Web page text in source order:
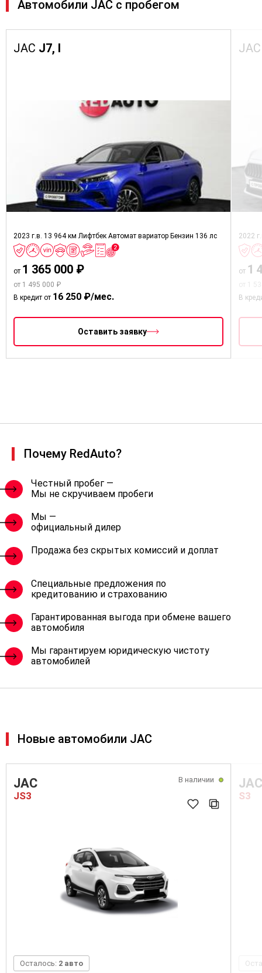
Автомобили JAC с пробегом
JAC J7, I
2023 г.в. 13 964 км Лифтбек Автомат вариатор Бензин 136 лс
от 1 365 000 ₽
от 1 495 000 ₽
В кредит от 16 250 ₽/мес.
Оставить заявку
2022
от 1
В
Почему RedAuto?
Честный пробег —
Мы не скручиваем пробеги
Мы —
официальный дилер
Продажа без скрытых комиссий и доплат
Специальные предложения по
кредитованию и страхованию
Гарантированная выгода при обмене вашего
автомобиля
Мы гарантируем юридическую чистоту
автомобилей
Новые автомобили JAC
В наличии
JAC
JS3
Осталось: 2 авто
JAC
S3